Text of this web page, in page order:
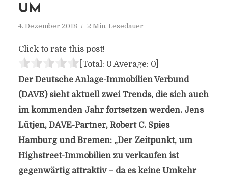
UM
4. Dezember 2018 2 Min. Lesedauer
Click to rate this post!
[Total: 0 Average: 0]
Der Deutsche Anlage-Immobilien Verbund
(DAVE) sieht aktuell zwei Trends, die sich auch
im kommenden Jahr fortsetzen werden. Jens
Lütjen, DAVE-Partner, Robert C. Spies
Hamburg und Bremen: „Der Zeitpunkt, um
Highstreet-Immobilien zu verkaufen ist
gegenwärtig attraktiv – da es keine Umkehr